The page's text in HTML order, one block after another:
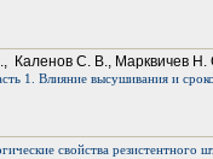
Каленов С. В., Марквичев Н.
1. Влияние высушивания и
свойства резистентного